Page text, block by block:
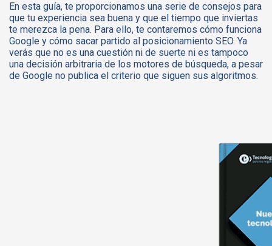
En esta guía, te proporcionamos una serie de consejos para
que tu experiencia sea buena y que el tiempo que inviertas
te merezca la pena. Para ello, te contaremos cómo funciona
Google y cómo sacar partido al posicionamiento SEO. Ya
verás que no es una cuestión ni de suerte ni es tampoco
una decisión arbitraria de los motores de búsqueda, a pesar
de Google no publica el criterio que siguen sus algoritmos.